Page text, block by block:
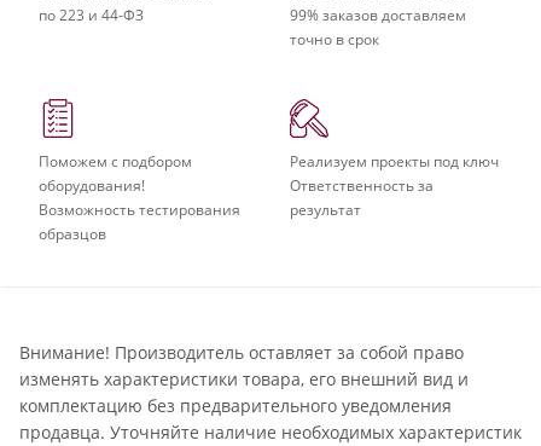
по 223 и 44-ФЗ
99% заказов доставляем
точно в срок
Поможем с подбором
оборудования!
Возможность тестирования
образцов
Реализуем проекты под ключ
Ответственность за
результат
Внимание! Производитель оставляет за собой право
изменять характеристики товара, его внешний вид и
комплектацию без предварительного уведомления
продавца. Уточняйте наличие необходимых характеристик